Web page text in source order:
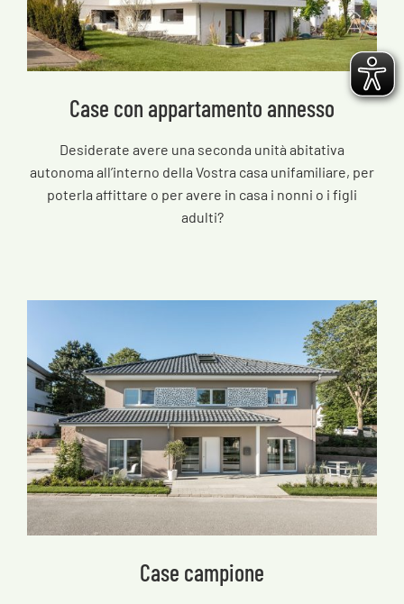
Case con appartamento annesso
Desiderate avere una seconda unità abitativa
autonoma all’interno della Vostra casa unifamiliare, per
poterla affittare o per avere in casa i nonni o i figli
adulti?
Case campione